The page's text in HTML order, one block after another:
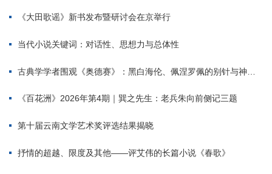
《大田歌谣》新书发布暨研讨会在京举行
当代小说关键词：对话性、思想力与总体性
古典学学者围观《奥德赛》：黑白海伦、佩涅罗佩的别针与神秘入侵者
《百花洲》2026年第4期｜巽之先生：老兵朱向前侧记三题
第十届云南文学艺术奖评选结果揭晓
抒情的超越、限度及其他——评艾伟的长篇小说《春歌》